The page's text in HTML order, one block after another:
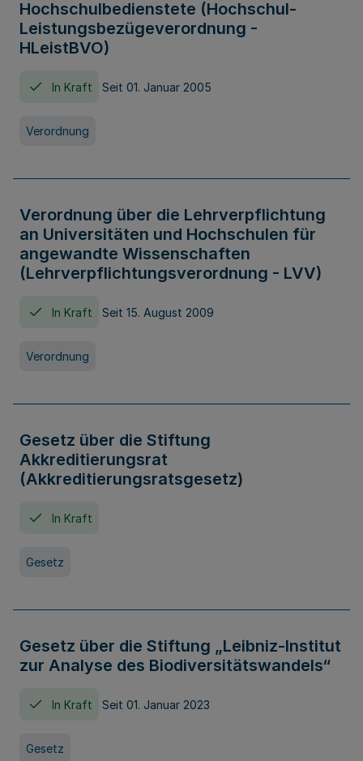
Hochschulbedienstete (Hochschul-
Leistungsbezügeverordnung -
HLeistBVO)
In Kraft Seit 01. Januar 2005
Verordnung
Verordnung über die Lehrverpflichtung
an Universitäten und Hochschulen für
angewandte Wissenschaften
(Lehrverpflichtungsverordnung - LVV)
In Kraft Seit 15. August 2009
Verordnung
Gesetz über die Stiftung
Akkreditierungsrat
(Akkreditierungsratsgesetz)
In Kraft
Gesetz
Gesetz über die Stiftung „Leibniz-Institut
zur Analyse des Biodiversitätswandels“
In Kraft Seit 01. Januar 2023
Gesetz